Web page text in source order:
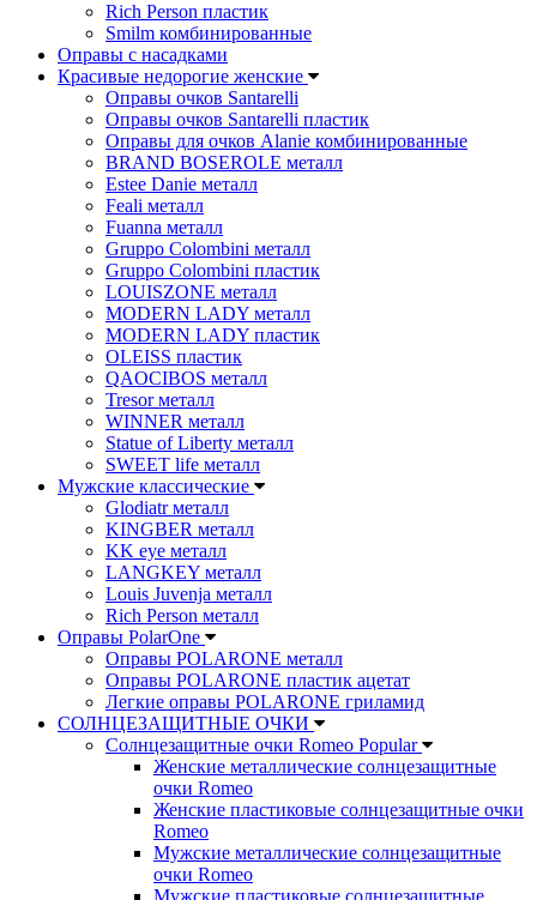
Rich Person пластик
Smilm комбинированные
Оправы с насадками
Красивые недорогие женские
Оправы очков Santarelli
Оправы очков Santarelli пластик
Оправы для очков Alanie комбинированные
BRAND BOSEROLE металл
Estee Danie металл
Feali металл
Fuanna металл
Gruppo Colombini металл
Gruppo Colombini пластик
LOUISZONE металл
MODERN LADY металл
MODERN LADY пластик
OLEISS пластик
QAOCIBOS металл
Tresor металл
WINNER металл
Statue of Liberty металл
SWEET life металл
Мужские классические
Glodiatr металл
KINGBER металл
KK eye металл
LANGKEY металл
Louis Juvenja металл
Rich Person металл
Оправы PolarOne
Оправы POLARONE металл
Оправы POLARONE пластик ацетат
Легкие оправы POLARONE гриламид
СОЛНЦЕЗАЩИТНЫЕ ОЧКИ
Солнцезащитные очки Romeo Popular
Женские металлические солнцезащитные
очки Romeo
Женские пластиковые солнцезащитные очки
Romeo
Мужские металлические солнцезащитные
очки Romeo
Мужские пластиковые солнцезащитные